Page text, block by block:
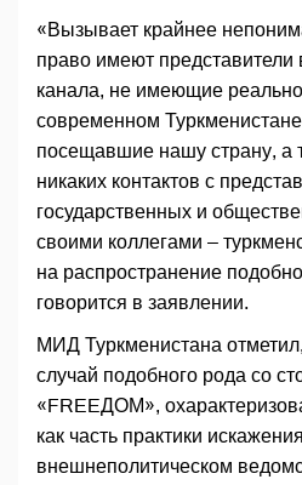
«Вызывает крайнее
право имеют представители
канала, не имеющие
современном
посещавшие нашу страну,
никаких контактов с
государственных и
своими коллегами –
на распространение
говорится в заявлении.
МИД Туркменистана
случай подобного рода со
«FREEДОМ»,
как часть практики
внешнеполитическом